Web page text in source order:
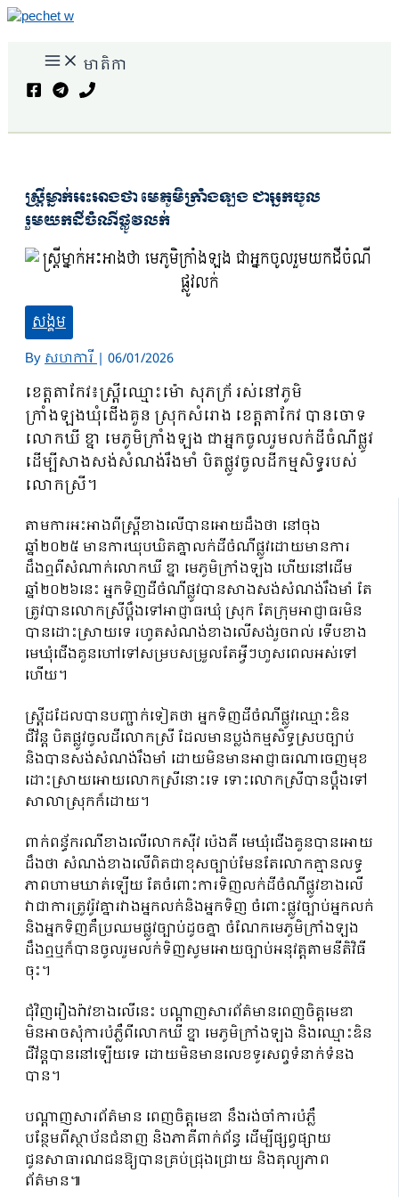
Skip
content
មាតិកា
ស្ដ្រីម្នាក់អះអាងថា មេភូមិក្រាំងឡង ជាអ្នកចូល
រួមយកដីចំណីផ្លូវលក់
សង្គម
Byសហការី| 06/01/2026
ខេត្តតាកែវ៖ស្ដ្រីឈ្មោះម៉ោ សុភក្រ័ រស់នៅភូមិ
ក្រាំងឡងឃុំជើងគួន ស្រុកសំរោង ខេត្តតាកែវ បានចោទ
លោកឃី ខ្នា មេភូមិក្រាំងឡង ជាអ្នកចូលរួមលក់ដីចំណីផ្លូវ
ដើម្បីសាងសង់សំណង់រឹងមាំ បិតផ្លូវចូលដីកម្មសិទ្ធរបស់
លោកស្រី។
តាមការអះអាងពីស្រ្តីខាងលើបានអោយដឹងថា នៅចុង
ឆ្នាំ២០២៥ មានការឃុបឃិតគ្នាលក់ដីចំណីផ្លូវដោយមានការ
ដឹងឮពីសំណាក់លោកឃី ខ្នា មេភូមិក្រាំងឡង ហើយនៅដើម
ឆ្នាំ២០២៦នេះ អ្នកទិញដីចំណីផ្លូវបានសាងសង់សំណង់រឹងមាំ តែ
ត្រូវបានលោកស្រីប្ដឹងទៅអាជ្ញាធរឃុំ ស្រុក តែក្រុមអាជ្ញាធរមិន
បានដោះស្រាយទេ រហូតសំណង់ខាងលើសង់រួចរាល់ ទើបខាង
មេឃុំជើងគួនហៅទៅសម្របសម្រួលតែអ្វីៗហួសពេលអស់ទៅ
ហើយ។
ស្រ្តីដដែលបានបញ្ជាក់ទៀតថា អ្នកទិញដីចំណីផ្លូវឈ្មោះឌិន
ជីវ័ន្ត បិតផ្លូវចូលដីលោកស្រី ដែលមានប្លង់កម្មសិទ្ធស្របច្បាប់
និងបានសង់សំណង់រឹងមាំ ដោយមិនមានអាជ្ញាធរណាចេញមុខ
ដោះស្រាយអោយលោកស្រីនោះទេ ទោះលោកស្រីបានប្ដឹងទៅ
សាលាស្រុកក៏ដោយ។
ពាក់ពន្ធ័ករណីខាងលើលោកស៊ីវ ប៉េងគី មេឃុំជើងគួនបានអោយ
ដឹងថា សំណង់ខាងលើពិតជាខុសច្បាប់មែនតែលោកគ្មានលទ្ធ
ភាពហាមឃាត់ឡើយ តែចំពោះការទិញលក់ដីចំណីផ្លូវខាងលើ
វាជាការត្រូវរ៉ូវគ្នារវាងអ្នកលក់និងអ្នកទិញ ចំពោះផ្លូវច្បាប់អ្នកលក់
និងអ្នកទិញគឺប្រឈមផ្លូវច្បាប់ដូចគ្នា ចំណែកមេភូមិក្រាំងឡង
ដឹងឮឬក៏បានចូលរួមលក់ទិញសូមអោយច្បាប់អនុវត្តតាមនីតិវិធី
ចុះ។
ជុំវិញរឿងរ៉ាវខាងលើនេះ បណ្ដាញសារព័ត៌មានពេញចិត្តមេឌា
មិនអាចសុំការបំភ្លឺពីលោកឃី ខ្នា មេភូមិក្រាំងឡង និងឈ្មោះឌិន
ជីវ័ន្តបាននៅឡើយទេ ដោយមិនមានលេខទូរសព្ទទំនាក់ទំនង
បាន។
បណ្ដាញសារព័ត៌មាន ពេញចិត្តមេឌា នឹងរង់ចាំការបំភ្លឺ
បន្ថែមពីស្ថាប័នជំនាញ និងភាគីពាក់ព័ន្ធ ដើម្បីផ្សព្វផ្សាយ
ជូនសាធារណជនឱ្យបានគ្រប់ជ្រុងជ្រោយ និងតុល្យភាព
ព័ត៌មាន៕